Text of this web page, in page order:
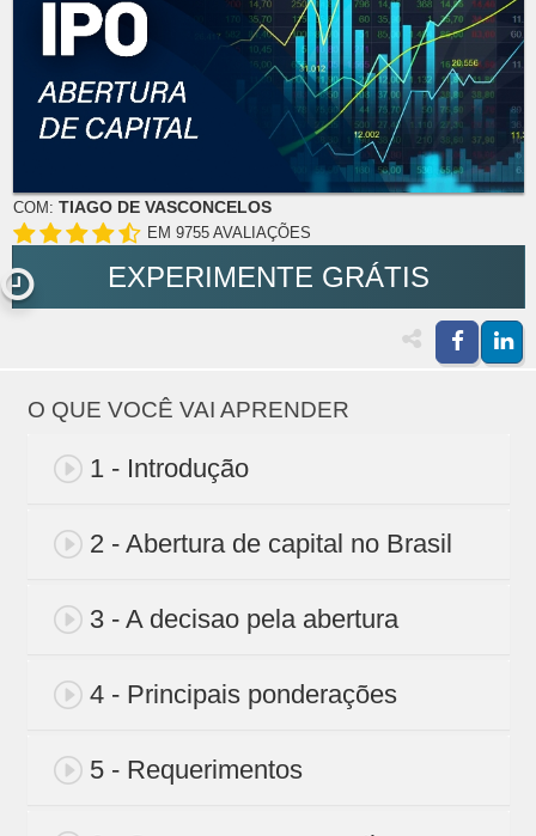
COM: TIAGO DE VASCONCELOS
EM 9755 AVALIAÇÕES
EXPERIMENTE GRÁTIS
O QUE VOCÊ VAI APRENDER
1 - Introdução
2 - Abertura de capital no Brasil
3 - A decisao pela abertura
4 - Principais ponderações
5 - Requerimentos